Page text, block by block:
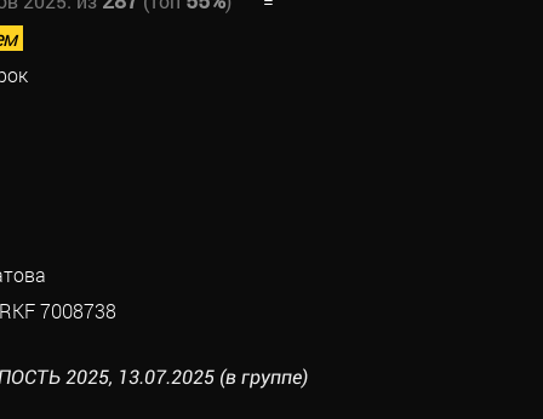
7008738
2025, 13.07.2025 (в группе)